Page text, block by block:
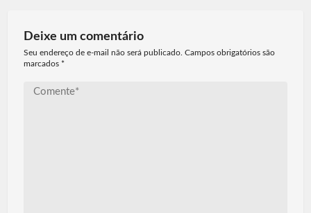
Deixe um comentário
Seu endereço de e-mail não será publicado. Campos obrigatórios são
marcados *
Comente*